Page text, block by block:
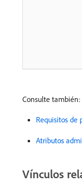
Consulte también:
Requisitos de
Atributos
Vínculos